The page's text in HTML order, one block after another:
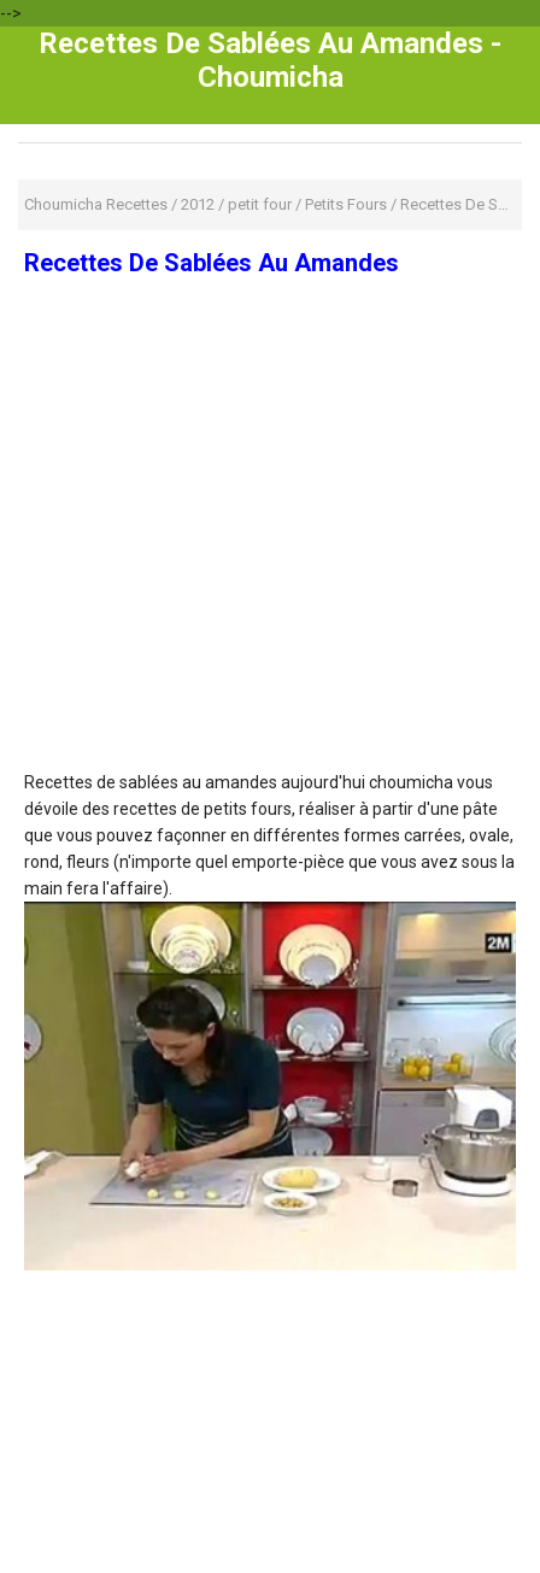
-->
Recettes De Sablées Au Amandes -
Choumicha
Choumicha Recettes / 2012 / petit four / Petits Fours / Recettes De Sablées Au Amandes
Recettes De Sablées Au Amandes
Recettes de sablées au amandes aujourd'hui choumicha vous
dévoile des recettes de petits fours, réaliser à partir d'une pâte
que vous pouvez façonner en différentes formes carrées, ovale,
rond, fleurs (n'importe quel emporte-pièce que vous avez sous la
main fera l'affaire).